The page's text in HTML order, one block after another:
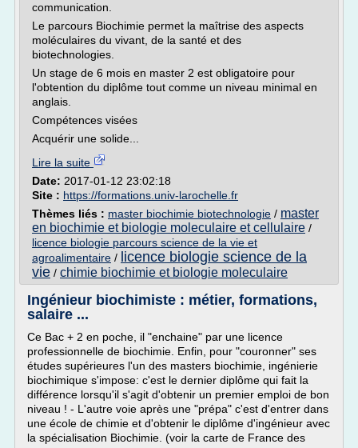
communication.
Le parcours Biochimie permet la maîtrise des aspects
moléculaires du vivant, de la santé et des
biotechnologies.
Un stage de 6 mois en master 2 est obligatoire pour
l'obtention du diplôme tout comme un niveau minimal en
anglais.
Compétences visées
Acquérir une solide...
Lire la suite
Date: 2017-01-12 23:02:18
Site : https://formations.univ-larochelle.fr
Thèmes liés : master biochimie biotechnologie / master
en biochimie et biologie moleculaire et cellulaire /
licence biologie parcours science de la vie et
agroalimentaire / licence biologie science de la
vie / chimie biochimie et biologie moleculaire
Ingénieur biochimiste : métier, formations,
salaire ...
Ce Bac + 2 en poche, il "enchaine" par une licence
professionnelle de biochimie. Enfin, pour "couronner" ses
études supérieures l'un des masters biochimie, ingénierie
biochimique s'impose: c'est le dernier diplôme qui fait la
différence lorsqu'il s'agit d'obtenir un premier emploi de bon
niveau ! - L'autre voie après une "prépa" c'est d'entrer dans
une école de chimie et d'obtenir le diplôme d'ingénieur avec
la spécialisation Biochimie. (voir la carte de France des